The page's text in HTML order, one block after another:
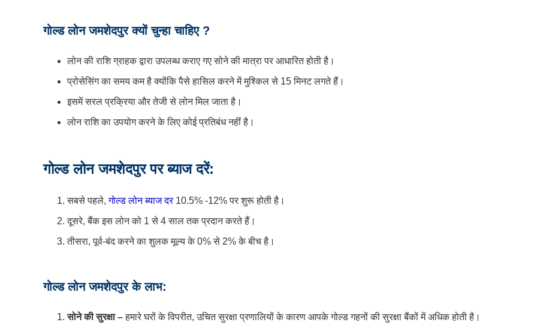
गोल्ड लोन जमशेदपुर क्यों चुन्हा चाहिए ?
लोन की राशि ग्राहक द्वारा उपलब्ध कराए गए सोने की मात्रा पर आधारित होती है।
प्रोसेसिंग का समय कम है क्योंकि पैसे हासिल करने में मुश्किल से 15 मिनट लगते हैं।
इसमें सरल प्रक्रिया और तेजी से लोन मिल जाता है।
लोन राशि का उपयोग करने के लिए कोई प्रतिबंध नहीं है।
गोल्ड लोन जमशेदपुर पर ब्याज दरें:
सबसे पहले,गोल्ड लोन ब्याज दर10.5% -12% पर शुरू होती है।
दूसरे, बैंक इस लोन को 1 से 4 साल तक प्रदान करते हैं।
तीसरा, पूर्व-बंद करने का शुलक मूल्य के 0% से 2% के बीच है।
गोल्ड लोन जमशेदपुर के लाभ:
सोने की सुरक्षा –हमारे घरों के विपरीत, उचित सुरक्षा प्रणालियों के कारण आपके गोल्ड गहनों की सुरक्षा बैंकों में अधिक होती है।